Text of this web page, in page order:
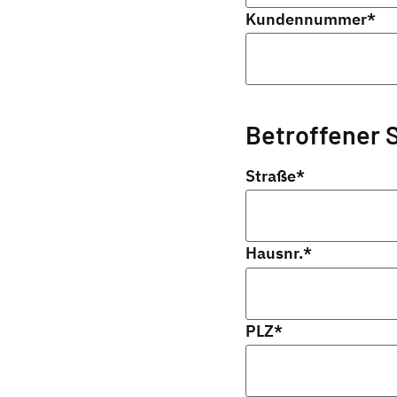
Kundennummer*
Betroffener
Straße*
Hausnr.*
PLZ*